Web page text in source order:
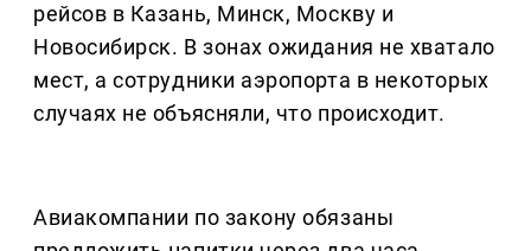
рейсов в Казань, Минск, Москву и
Новосибирск. В зонах ожидания не хватало
мест, а сотрудники аэропорта в некоторых
случаях не объясняли, что происходит.
Авиакомпании по закону обязаны